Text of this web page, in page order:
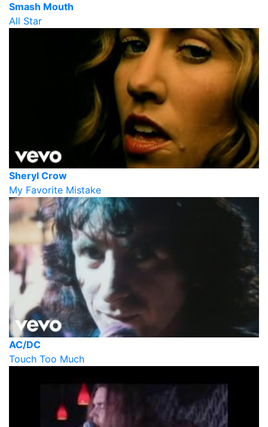
Smash Mouth
All Star
Sheryl Crow
My Favorite Mistake
AC/DC
Touch Too Much